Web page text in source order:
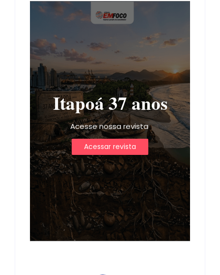
Itapoá 37 anos
Acesse nossa revista
Acessar revista